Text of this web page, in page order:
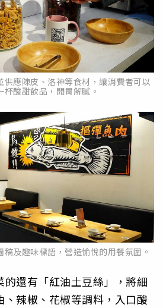
供應陳皮、洛神等食材，讓消費者可以
杯酸甜飲品，開胃解膩。
及趣味標語，營造愉悅的用餐氛圍。
的還有「紅油土豆絲」，將細
、辣椒、花椒等調料，入口酸